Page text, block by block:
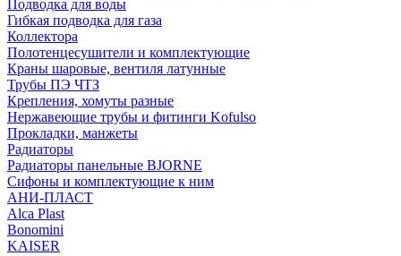
Подводка для воды
Гибкая подводка для газа
Коллектора
Полотенцесушители и комплектующие
Краны шаровые, вентиля латунные
Трубы ПЭ ЧТЗ
Крепления, хомуты разные
Нержавеющие трубы и фитинги Kofulso
Прокладки, манжеты
Радиаторы
Радиаторы панельные BJORNE
Сифоны и комплектующие к ним
АНИ-ПЛАСТ
Alca Plast
Bonomini
KAISER